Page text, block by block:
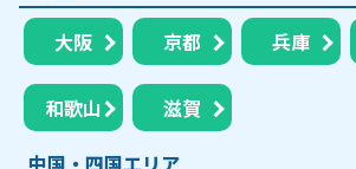
大阪 京都 兵庫
和歌山
滋賀